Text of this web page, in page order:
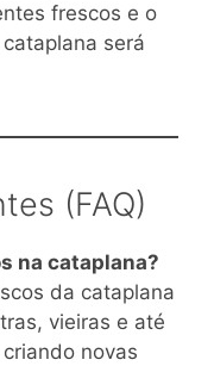
frescos e o
será
(FAQ)
na cataplana?
da cataplana
vieiras e até
novas